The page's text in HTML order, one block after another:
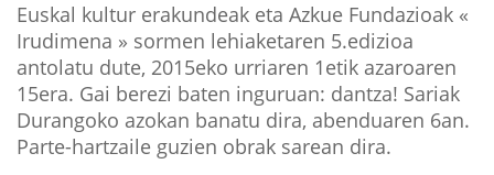
Euskal kultur erakundeak eta Azkue Fundazioak «
Irudimena » sormen lehiaketaren 5.edizioa
antolatu dute, 2015eko urriaren 1etik azaroaren
15era. Gai berezi baten inguruan: dantza! Sariak
Durangoko azokan banatu dira, abenduaren 6an.
Parte-hartzaile guzien obrak sarean dira.